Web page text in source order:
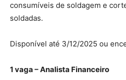
consumíveis de soldagem e
soldadas.
Disponível até 3/12/2025 ou
1 vaga – Analista Financeiro